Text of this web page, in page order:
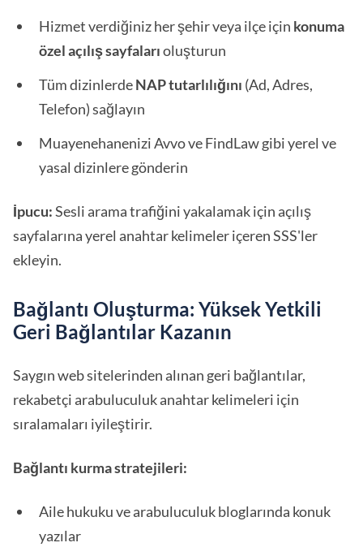
Hizmet verdiğiniz her şehir veya ilçe için konuma
özel açılış sayfalarıoluşturun
Tüm dizinlerdeNAP tutarlılığını (Ad, Adres,
Telefon) sağlayın
Muayenehanenizi Avvo ve FindLaw gibi yerel ve
yasal dizinlere gönderin
İpucu:Sesli arama trafiğini yakalamak için açılış
sayfalarına yerel anahtar kelimeler içeren SSS'ler
ekleyin.
Bağlantı Oluşturma: Yüksek Yetkili
Geri Bağlantılar Kazanın
Saygın web sitelerinden alınan geri bağlantılar,
rekabetçi arabuluculuk anahtar kelimeleri için
sıralamaları iyileştirir.
Bağlantı kurma stratejileri:
Aile hukuku ve arabuluculuk bloglarında konuk
yazılar